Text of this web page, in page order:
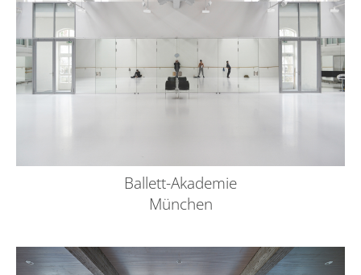
Ballett-Akademie
München